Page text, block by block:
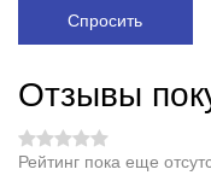
Спросить
Отзывы
Рейтинг пока еще